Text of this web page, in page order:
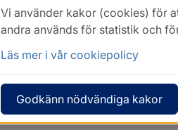
Vi använder kakor (cookies) för
andra används för statistik och
Läs mer i vår cookiepolicy
Godkänn nödvändiga kakor